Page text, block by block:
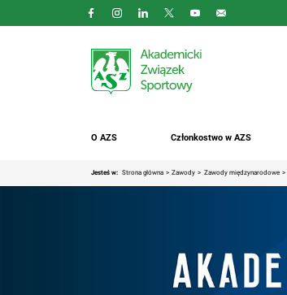
O AZS Członkostwo w AZS
Jesteś w: Strona główna Zawody Zawody międzynarodowe